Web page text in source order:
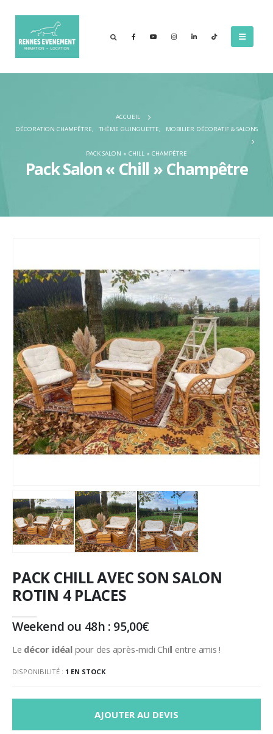
ACCUEIL
DÉCORATION CHAMPÊTRE, THÈME GUINGUETTE, MOBILIER DÉCORATIF & SALONS
PACK SALON « CHILL » CHAMPÊTRE
Pack Salon « Chill » Champêtre
PACK CHILL AVEC SON SALON
ROTIN 4 PLACES
Weekend ou 48h : 95,00€
Le décor idéalpour des après-midi Chill entre amis !
DISPONIBILITÉ : 1 EN STOCK
AJOUTER AU DEVIS